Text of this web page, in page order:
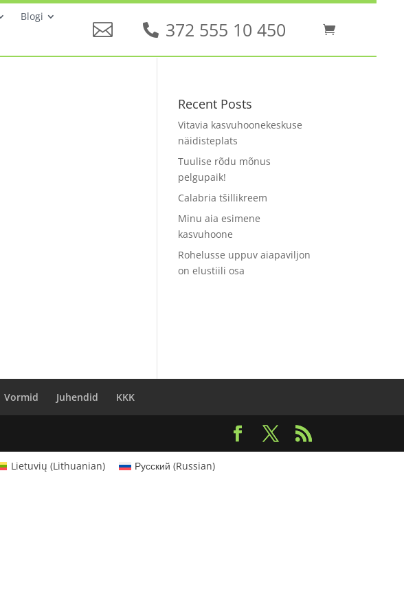
Blogi
372 555 10 450
Recent Posts
Vitavia kasvuhoonekeskuse
näidisteplats
Tuulise rõdu mõnus
pelgupaik!
Calabria tšillikreem
Minu aia esimene
kasvuhoone
Rohelusse uppuv aiapaviljon
on elustiili osa
Vormid Juhendid KKK
Lietuvių (Lithuanian) Русский (Russian)